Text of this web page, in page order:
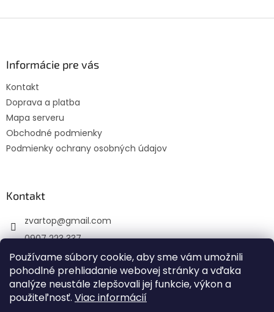
Používame súbory cookie, aby sme vám umožnili
pohodlné prehliadanie webovej stránky a vďaka
analýze neustále zlepšovali jej funkcie, výkon a
použiteľnosť. Viac informácií
Informácie pre vás
Kontakt
Doprava a platba
Mapa serveru
Obchodné podmienky
Podmienky ochrany osobných údajov
Kontakt
zvartop@gmail.com
0907 223 337
Sledujte nás na Facebooku
zvartop_s.r.o